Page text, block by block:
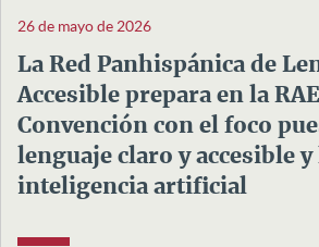
26 de mayo de 2026
La Red Panhispánica de
Accesible prepara en la
Convención con el foco
lenguaje claro y accesible y
inteligencia artificial